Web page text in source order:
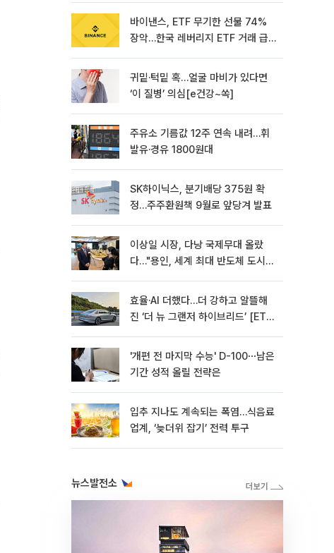
바이낸스, ETF 무기한 선물 74%
장악…한국 레버리지 ETF 거래 급
귀밑·턱밑 혹…얼굴 마비가 있다면
‘이 질병’ 의심[e건강~쏙]
주유소 기름값 12주 연속 내려…휘
발유·경유 1800원대
SK하이닉스, 분기배당 375원 확
정…주주환원책 9월로 앞당겨 발표
이상일 시장, 다낭 국제무대 올랐
다…"용인, 세계 최대 반도체 도시
효율·AI 더했다…더 강하고 알뜰해
진 ‘더 뉴 그랜저 하이브리드’ [ET의
'개편 전 마지막 수능' D-100⋯남은
기간 성적 올릴 전략은
입추 지나도 계속되는 폭염…식음료
업계, ‘늦더위 잡기’ 전력 투구
뉴스발전소